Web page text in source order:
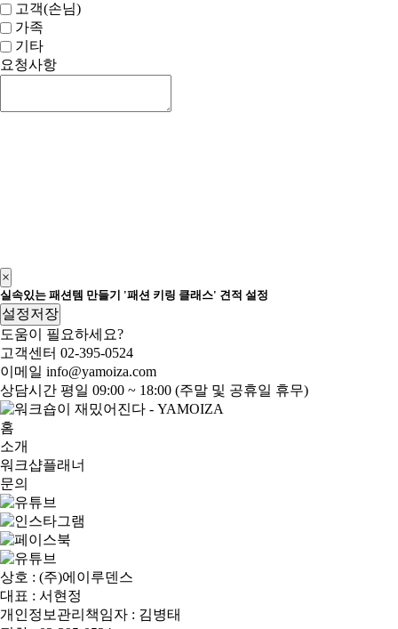
고객(손님)
가족
기타
요청사항
×
실속있는 패션템 만들기 '패션 키링 클래스' 견적 설정
설정저장
도움이 필요하세요?
고객센터 02-395-0524
이메일 info@yamoiza.com
상담시간 평일 09:00 ~ 18:00 (주말 및 공휴일 휴무)
홈
소개
워크샵플래너
문의
상호 : (주)에이루덴스
대표 : 서현정
개인정보관리책임자 : 김병태